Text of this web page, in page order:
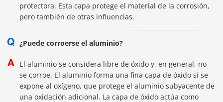
protectora. Esta capa protege el material de la corrosión,
pero también de otras influencias.
¿Puede corroerse el aluminio?
El aluminio se considera libre de óxido y, en general, no
se corroe. El aluminio forma una fina capa de óxido si se
expone al oxígeno, que protege el aluminio subyacente de
una oxidación adicional. La capa de óxido actúa como